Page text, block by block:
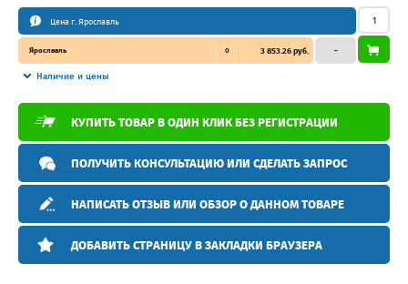
Цена г. Ярославль
Ярославль 0 3 853.26 руб.
Наличие и цены
–
КУПИТЬ ТОВАР В ОДИН КЛИК БЕЗ РЕГИСТРАЦИИ
ПОЛУЧИТЬ КОНСУЛЬТАЦИЮ ИЛИ СДЕЛАТЬ ЗАПРОС
НАПИСАТЬ ОТЗЫВ ИЛИ ОБЗОР О ДАННОМ ТОВАРЕ
ДОБАВИТЬ СТРАНИЦУ В ЗАКЛАДКИ БРАУЗЕРА